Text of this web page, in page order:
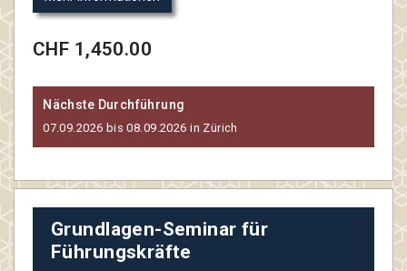
CHF 1,450.00
Nächste Durchführung
07.09.2026 bis 08.09.2026 in Zürich
Grundlagen-Seminar für
Führungskräfte